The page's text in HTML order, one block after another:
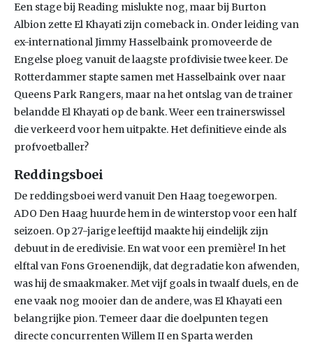
Een stage bij Reading mislukte nog, maar bij Burton
Albion zette El Khayati zijn comeback in. Onder leiding van
ex-international Jimmy Hasselbaink promoveerde de
Engelse ploeg vanuit de laagste profdivisie twee keer. De
Rotterdammer stapte samen met Hasselbaink over naar
Queens Park Rangers, maar na het ontslag van de trainer
belandde El Khayati op de bank. Weer een trainerswissel
die verkeerd voor hem uitpakte. Het definitieve einde als
profvoetballer?
Reddingsboei
De reddingsboei werd vanuit Den Haag toegeworpen.
ADO Den Haag huurde hem in de winterstop voor een half
seizoen. Op 27-jarige leeftijd maakte hij eindelijk zijn
debuut in de eredivisie. En wat voor een première! In het
elftal van Fons Groenendijk, dat degradatie kon afwenden,
was hij de smaakmaker. Met vijf goals in twaalf duels, en de
ene vaak nog mooier dan de andere, was El Khayati een
belangrijke pion. Temeer daar die doelpunten tegen
directe concurrenten Willem II en Sparta werden